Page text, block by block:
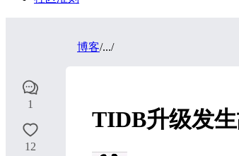
1
12
博客/.../
TIDB升级发